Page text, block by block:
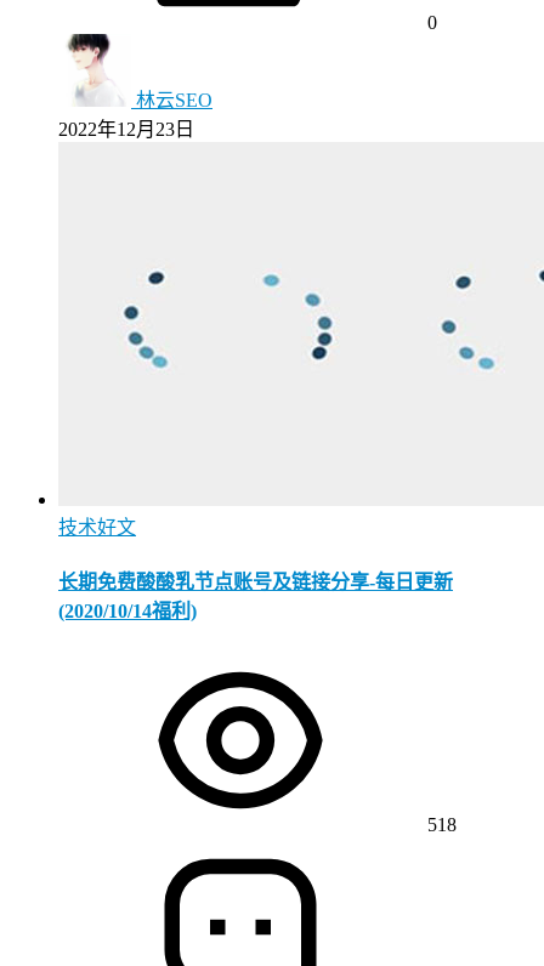
0
林云SEO
2022年12月23日
技术好文
长期免费酸酸乳节点账号及链接分享-每日更新
(2020/10/14福利)
518